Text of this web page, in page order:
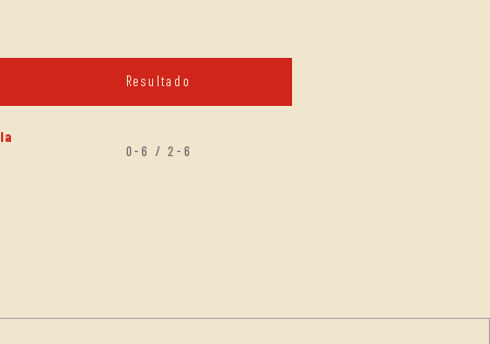
Resultado
0-6 / 2-6